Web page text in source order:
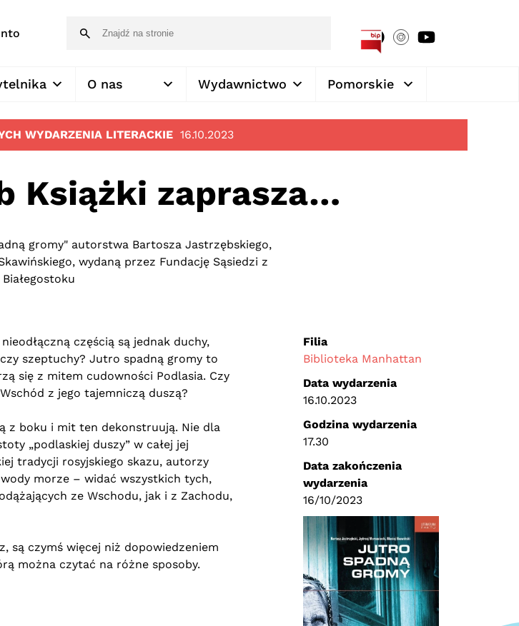
O nas Wydawnictwo Pomorskie
WYDARZENIA LITERACKIE 16.10.2023
Książki zaprasza…
gromy" autorstwa Bartosza Jastrzębskiego,
wydaną przez Fundację Sąsiedzi z
Białegostoku
częścią są jednak duchy,
szeptuchy? Jutro spadną gromy to
się z mitem cudowności Podlasia. Czy
z jego tajemniczą duszą?
z boku i mit ten dekonstruują. Nie dla
„podlaskiej duszy” w całej jej
tradycji rosyjskiego skazu, autorzy
morze – widać wszystkich tych,
ze Wschodu, jak i z Zachodu,
są czymś więcej niż dopowiedzeniem
można czytać na różne sposoby.
Filia
Biblioteka Manhattan
Data wydarzenia
16.10.2023
Godzina wydarzenia
17.30
Data zakończenia
wydarzenia
16/10/2023